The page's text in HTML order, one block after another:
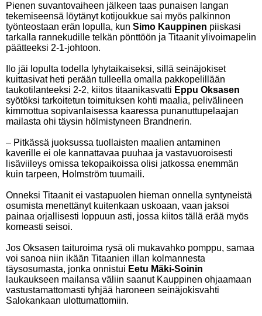
Pienen suvantovaiheen jälkeen taas punaisen langan
tekemiseensä löytänyt kotijoukkue sai myös palkinnon
työnteostaan erän lopulla, kun Simo Kauppinen piiskasi
tarkalla rannekudille telkän pönttöön ja Titaanit ylivoimapelin
päätteeksi 2-1-johtoon.
Ilo jäi lopulta todella lyhytaikaiseksi, sillä seinäjokiset
kuittasivat heti perään tulleella omalla pakkopelillään
taukotilanteeksi 2-2, kiitos titaanikasvatti Eppu Oksasen
syötöksi tarkoitetun toimituksen kohti maalia, pelivälineen
kimmottua sopivanlaisessa kaaressa punanuttupelaajan
mailasta ohi täysin hölmistyneen Brandnerin.
– Pitkässä juoksussa tuollaisten maalien antaminen
kaverille ei ole kannattavaa puuhaa ja vastavuoroisesti
lisäviileys omissa tekopaikoissa olisi jatkossa enemmän
kuin tarpeen, Holmström tuumaili.
Onneksi Titaanit ei vastapuolen hieman onnella syntyneistä
osumista menettänyt kuitenkaan uskoaan, vaan jaksoi
painaa orjallisesti loppuun asti, jossa kiitos tällä erää myös
komeasti seisoi.
Jos Oksasen taituroima rysä oli mukavahko pomppu, samaa
voi sanoa niin ikään Titaanien illan kolmannesta
täysosumasta, jonka onnistui Eetu Mäki-Soinin
laukaukseen mailansa väliin saanut Kauppinen ohjaamaan
vastustamattomasti tyhjää haroneen seinäjokisvahti
Salokankaan ulottumattomiin.